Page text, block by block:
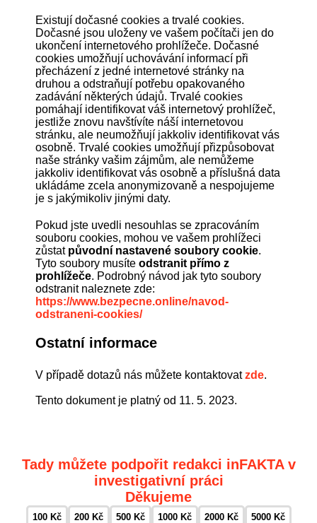
Existují dočasné cookies a trvalé cookies.
Dočasné jsou uloženy ve vašem počítači jen do
ukončení internetového prohlížeče. Dočasné
cookies umožňují uchovávání informací při
přecházení z jedné internetové stránky na
druhou a odstraňují potřebu opakovaného
zadávání některých údajů. Trvalé cookies
pomáhají identifikovat váš internetový prohlížeč,
jestliže znovu navštívíte náší internetovou
stránku, ale neumožňují jakkoliv identifikovat vás
osobně. Trvalé cookies umožňují přizpůsobovat
naše stránky vašim zájmům, ale nemůžeme
jakkoliv identifikovat vás osobně a příslušná data
ukládáme zcela anonymizovaně a nespojujeme
je s jakýmikoliv jinými daty.
Pokud jste uvedli nesouhlas se zpracováním
souboru cookies, mohou ve vašem prohlížeci
zůstatpůvodní nastavené soubory cookie.
Tyto soubory musíte odstranit přímo z
prohlížeče. Podrobný návod jak tyto soubory
odstranit naleznete zde:
https://www.bezpecne.online/navod-
odstraneni-cookies/
Ostatní informace
V případě dotazů nás můžete kontaktovatzde.
Tento dokument je platný od 11. 5. 2023.
Tady můžete podpořit redakci inFAKTA v
investigativní práci
Děkujeme
100 Kč 200 Kč 500 Kč 1000 Kč 2000 Kč 5000 Kč